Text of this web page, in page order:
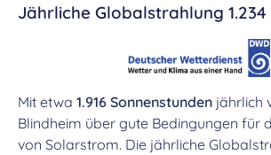
Jährliche Globalstrahlung 1.234
Mit etwa 1.916 Sonnenstunden jährlich
Blindheim über gute Bedingungen für
von Solarstrom. Die jährliche